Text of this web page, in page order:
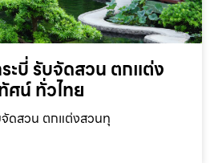
ะบี่ รับจัดสวน ตกแต่ง
น์ ทั่วไทย
ดสวน ตกแต่งสวนทุ